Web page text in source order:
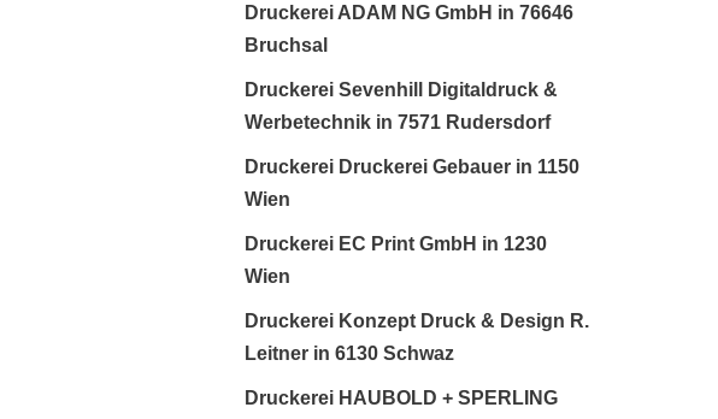
Druckerei ADAM NG GmbH in 76646
Bruchsal
Druckerei Sevenhill Digitaldruck &
Werbetechnik in 7571 Rudersdorf
Druckerei Druckerei Gebauer in 1150
Wien
Druckerei EC Print GmbH in 1230
Wien
Druckerei Konzept Druck & Design R.
Leitner in 6130 Schwaz
Druckerei HAUBOLD + SPERLING